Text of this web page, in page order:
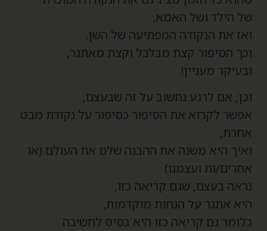
הילד ושל האמא,
את הנקודה המפתיעה של השן.
הסיפור קצת מבלבל וקצת מאתגר,
מעניין!
אם לרגע נחשוב על זה שבעצם,
לקרוא את הסיפור כסיפור על נקודת מבט
היא משנה את ההבנה שלנו את העולם (או
ות ועצמנו)
בעצם, שגם קריאה כזו,
אתגר על הנחות מוקדמות,
גם קריאה כזו היא בסיס לחשיבה